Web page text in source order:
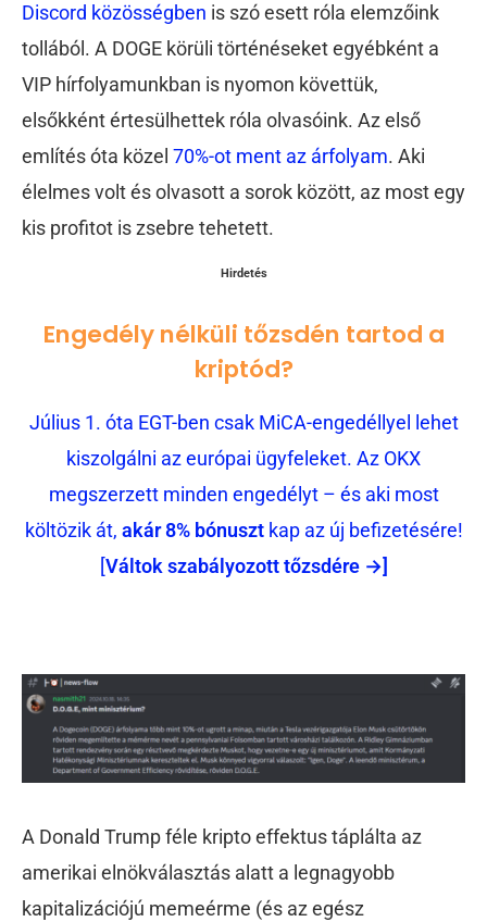
Discord közösségben is szó esett róla elemzőink
tollából. A DOGE körüli történéseket egyébként a
VIP hírfolyamunkban is nyomon követtük,
elsőkként értesülhettek róla olvasóink. Az első
említés óta közel 70%-ot ment az árfolyam. Aki
élelmes volt és olvasott a sorok között, az most egy
kis profitot is zsebre tehetett.
Hirdetés
Engedély nélküli tőzsdén tartod a
kriptód?
Július 1. óta EGT-ben csak MiCA-engedéllyel lehet
kiszolgálni az európai ügyfeleket. Az OKX
megszerzett minden engedélyt – és aki most
költözik át, akár 8% bónusztkap az új befizetésére!
[Váltok szabályozott tőzsdére →]
A Donald Trump féle kripto effektus táplálta az
amerikai elnökválasztás alatt a legnagyobb
kapitalizációjú memeérme (és az egész